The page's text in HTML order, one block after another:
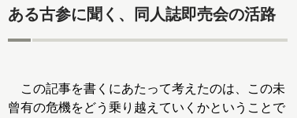
ある古参に聞く、同人誌即売会の活路
この記事を書くにあたって考えたのは、この未
曾有の危機をどう乗り越えていくかということで